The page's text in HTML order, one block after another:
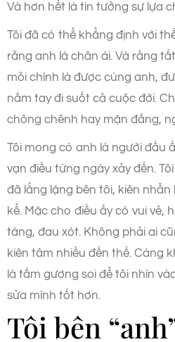
Và hơn hết là tin tưởng sự lựa
Tôi đã có thể khẳng định với
rằng anh là chân ái. Và rằng
mỏi chính là được cùng anh,
nắm tay đi suốt cả cuộc đời.
chông chênh hay mặn đắng,
Tôi mong có anh là người đầu
vạn điều từng ngày xảy đến.
đã lẳng lặng bên tôi, kiên
kể. Mặc cho điều ấy có vui vẻ,
tàng, đau xót. Không phải ai
kiên tâm nhiều đến thế. Càng
là tấm gương soi để tôi nhìn
sửa mình tốt hơn.
Tôi bên